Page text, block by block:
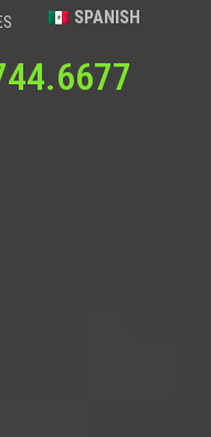
SPANISH